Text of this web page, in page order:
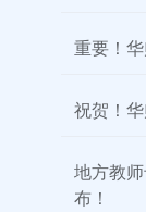
重要！
祝贺！
地方教
布！